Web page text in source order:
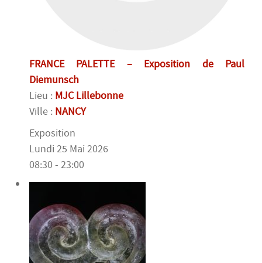
FRANCE PALETTE – Exposition de Paul
Diemunsch
Lieu : MJC Lillebonne
Ville : NANCY
Exposition
Lundi 25 Mai 2026
08:30 - 23:00